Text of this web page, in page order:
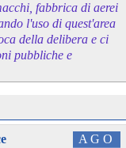
fabbrica di aerei
l'uso di quest'area
della delibera e ci
pubbliche e
AGO